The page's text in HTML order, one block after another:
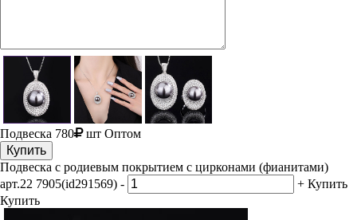
Подвеска 780 шт Оптом
Купить
Подвеска с родиевым покрытием с цирконами (фианитами)
арт.22 7905(id291569) - + Купить
Купить